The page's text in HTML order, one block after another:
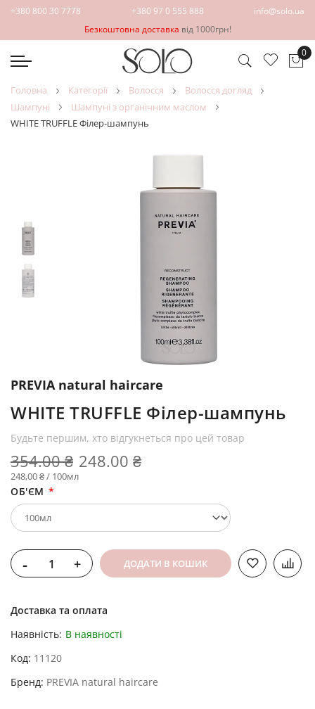
+380 800 30 7778 +380 97 0 555 888
info@solo.ua
Безкоштовна доставка від 1000грн!
0
головна категорії волосся
волосся догляд
шампуні
шампуні з органічним маслом
WHITE TRUFFLE Філер-шампунь
PREVIA natural haircare
WHITE TRUFFLE Філер-шампунь
Будьте першим, хто відгукнеться про цей товар
248.00 ₴
354.00 ₴
248,00 ₴ / 100мл
ОБ'ЄМ
- + ДОДАТИ В КОШИК
Доставка та оплата
Наявність: В наявності
Код 11120
Бренд PREVIA natural haircare